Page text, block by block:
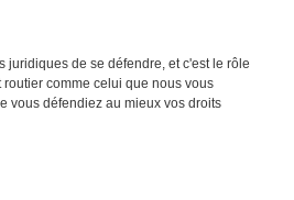
juridiques de se défendre, et c'est le rôle
comme celui que nous vous
vous défendiez au mieux vos droits